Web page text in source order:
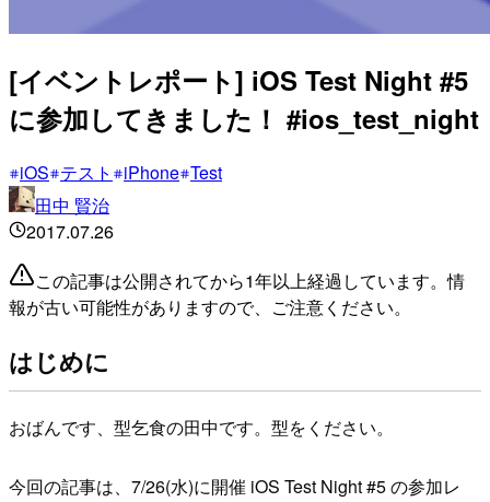
[イベントレポート] iOS Test Night #5
に参加してきました！ #ios_test_night
iOS テスト iPhone Test
田中 賢治
2017.07.26
この記事は公開されてから1年以上経過しています。情
報が古い可能性がありますので、ご注意ください。
はじめに
おばんです、型乞食の田中です。型をください。
今回の記事は、7/26(水)に開催 iOS Test Night #5 の参加レ